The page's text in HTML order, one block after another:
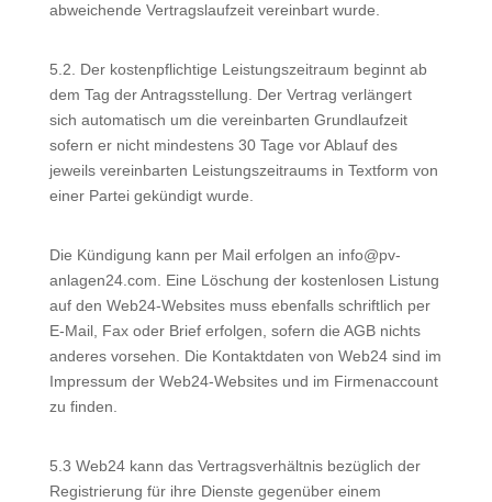
abweichende Vertragslaufzeit vereinbart wurde.
5.2. Der kostenpflichtige Leistungszeitraum beginnt ab
dem Tag der Antragsstellung. Der Vertrag verlängert
sich automatisch um die vereinbarten Grundlaufzeit
sofern er nicht mindestens 30 Tage vor Ablauf des
jeweils vereinbarten Leistungszeitraums in Textform von
einer Partei gekündigt wurde.
Die Kündigung kann per Mail erfolgen an info@pv-
anlagen24.com. Eine Löschung der kostenlosen Listung
auf den Web24-Websites muss ebenfalls schriftlich per
E-Mail, Fax oder Brief erfolgen, sofern die AGB nichts
anderes vorsehen. Die Kontaktdaten von Web24 sind im
Impressum der Web24-Websites und im Firmenaccount
zu finden.
5.3 Web24 kann das Vertragsverhältnis bezüglich der
Registrierung für ihre Dienste gegenüber einem